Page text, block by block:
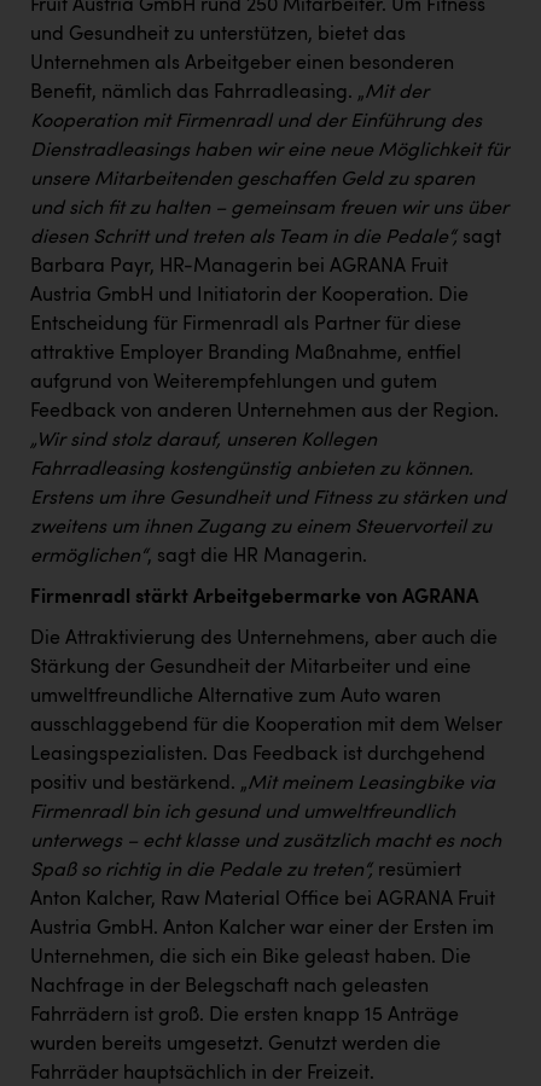
KLIPP Frisör
Kleider Bauer
Kremsmüller Anlagenbau GmbH
Maximarkt
Oldtimer Raststationen und Motorhotels
Österreichischer Kachelofenverband
Orlen
Passage Linz
PÜSPÖK
RE/MAX Welcome
Ruderclub Wels
SCHMACHTL GmbH
Schwingshandl - automation technology gmbh
Seher + Partner
Smurfit Westrock Nettingsdorf
TCL
TGW Logistics
TRAILOMAT & Cycling Austria
VERITAS
Fruit Austria GmbH rund 250 Mitarbeiter. Um Fitness
und Gesundheit zu unterstützen, bietet das
Unternehmen als Arbeitgeber einen besonderen
Benefit, nämlich das Fahrradleasing. „Mit der
Kooperation mit Firmenradl und der Einführung des
Dienstradleasings haben wir eine neue Möglichkeit für
unsere Mitarbeitenden geschaffen Geld zu sparen
und sich fit zu halten – gemeinsam freuen wir uns über
diesen Schritt und treten als Team in die Pedale“, sagt
Barbara Payr, HR-Managerin bei AGRANA Fruit
Austria GmbH und Initiatorin der Kooperation. Die
Entscheidung für Firmenradl als Partner für diese
attraktive Employer Branding Maßnahme, entfiel
aufgrund von Weiterempfehlungen und gutem
Feedback von anderen Unternehmen aus der Region.
„Wir sind stolz darauf, unseren Kollegen
Fahrradleasing kostengünstig anbieten zu können.
Erstens um ihre Gesundheit und Fitness zu stärken und
zweitens um ihnen Zugang zu einem Steuervorteil zu
ermöglichen“, sagt die HR Managerin.
Firmenradl stärkt Arbeitgebermarke von AGRANA
Die Attraktivierung des Unternehmens, aber auch die
Stärkung der Gesundheit der Mitarbeiter und eine
umweltfreundliche Alternative zum Auto waren
ausschlaggebend für die Kooperation mit dem Welser
Leasingspezialisten. Das Feedback ist durchgehend
positiv und bestärkend. „Mit meinem Leasingbike via
Firmenradl bin ich gesund und umweltfreundlich
unterwegs – echt klasse und zusätzlich macht es noch
Spaß so richtig in die Pedale zu treten“, resümiert
Anton Kalcher, Raw Material Office bei AGRANA Fruit
Austria GmbH. Anton Kalcher war einer der Ersten im
Unternehmen, die sich ein Bike geleast haben. Die
Nachfrage in der Belegschaft nach geleasten
Fahrrädern ist groß. Die ersten knapp 15 Anträge
wurden bereits umgesetzt. Genutzt werden die
Fahrräder hauptsächlich in der Freizeit.